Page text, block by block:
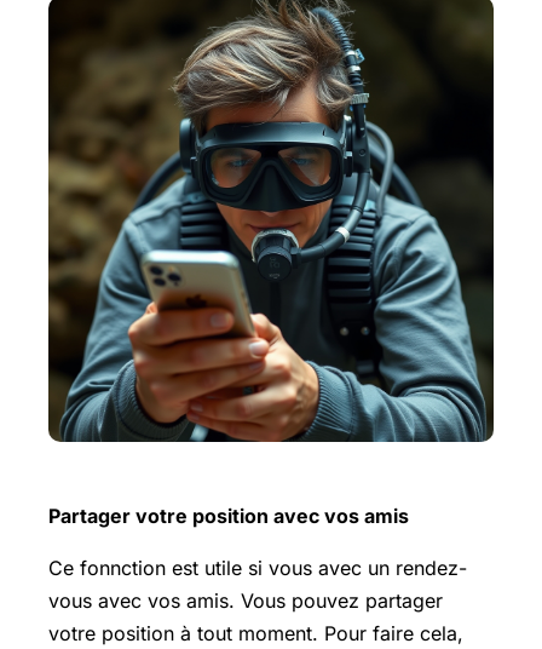
Partager votre position avec vos amis
Ce fonnction est utile si vous avec un rendez-
vous avec vos amis. Vous pouvez partager
votre position à tout moment. Pour faire cela,